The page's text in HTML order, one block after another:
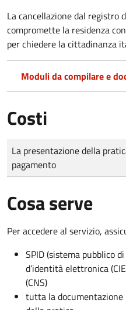
La cancellazione dal registro
compromette la residenza
per chiedere la cittadinanza
Moduli da compilare e
Costi
Tipo di pagamento
Importo
La presentazione della
pagamento
Cosa serve
Per accedere al servizio,
SPID (sistema pubblico
d’identità elettronica
(CNS)
tutta la